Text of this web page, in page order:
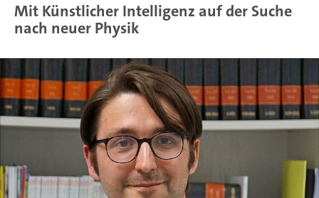
Mit Künstlicher Intelligenz auf der Suche
nach neuer Physik